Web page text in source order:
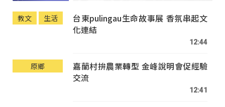
教文 生活
台東pulingau生命故事展 香氛串起文
化連結
12:44
原鄉
嘉蘭村拚農業轉型 金峰說明會促經驗
交流
12:41